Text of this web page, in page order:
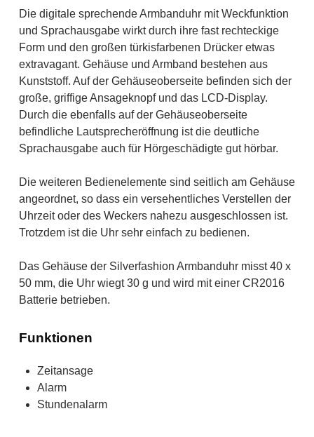
Die digitale sprechende Armbanduhr mit Weckfunktion
und Sprachausgabe wirkt durch ihre fast rechteckige
Form und den großen türkisfarbenen Drücker etwas
extravagant. Gehäuse und Armband bestehen aus
Kunststoff. Auf der Gehäuseoberseite befinden sich der
große, griffige Ansageknopf und das LCD-Display.
Durch die ebenfalls auf der Gehäuseoberseite
befindliche Lautsprecheröffnung ist die deutliche
Sprachausgabe auch für Hörgeschädigte gut hörbar.
Die weiteren Bedienelemente sind seitlich am Gehäuse
angeordnet, so dass ein versehentliches Verstellen der
Uhrzeit oder des Weckers nahezu ausgeschlossen ist.
Trotzdem ist die Uhr sehr einfach zu bedienen.
Das Gehäuse der Silverfashion Armbanduhr misst 40 x
50 mm, die Uhr wiegt 30 g und wird mit einer CR2016
Batterie betrieben.
Funktionen
Zeitansage
Alarm
Stundenalarm